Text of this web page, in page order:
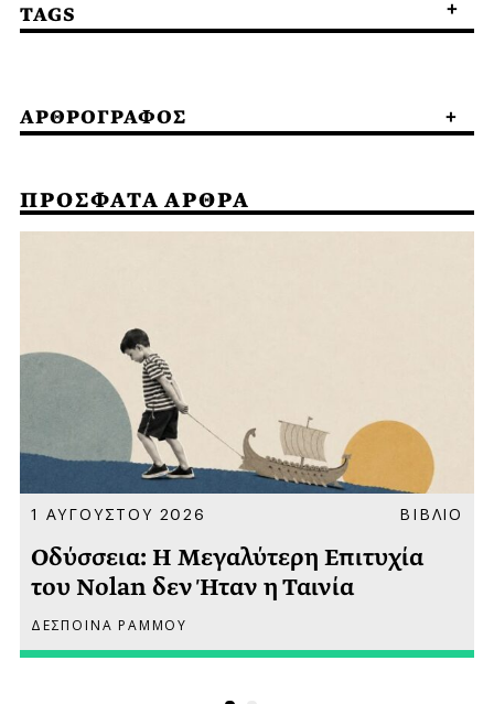
TAGS
ΑΡΘΡΟΓΡΑΦΟΣ
ΠΡΟΣΦΑΤΑ ΑΡΘΡΑ
1 ΑΥΓΟΥΣΤΟΥ 2026 ΒΙΒΛΙΟ
Οδύσσεια: Η Μεγαλύτερη Επιτυχία
του Nolan δεν Ήταν η Ταινία
ΔΕΣΠΟΙΝΑ ΡΑΜΜΟΥ